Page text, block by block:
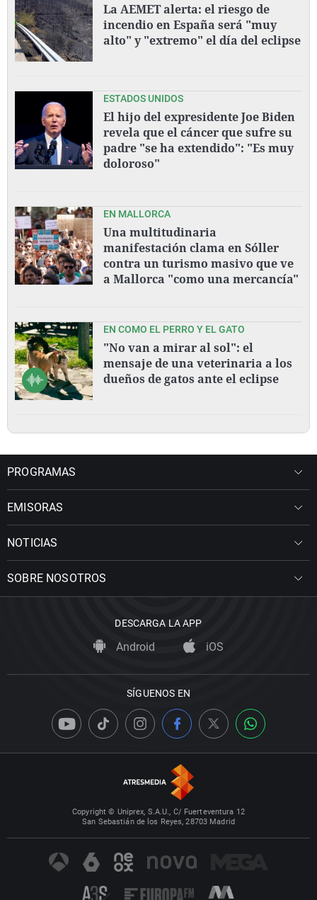
La AEMET alerta: el riesgo de
incendio en España será "muy
alto" y "extremo" el día del eclipse
ESTADOS UNIDOS
El hijo del expresidente Joe Biden
revela que el cáncer que sufre su
padre "se ha extendido": "Es muy
doloroso"
EN MALLORCA
Una multitudinaria
manifestación clama en Sóller
contra un turismo masivo que ve
a Mallorca "como una mercancía"
EN COMO EL PERRO Y EL GATO
"No van a mirar al sol": el
mensaje de una veterinaria a los
dueños de gatos ante el eclipse
PROGRAMAS
EMISORAS
NOTICIAS
SOBRE NOSOTROS
DESCARGA LA APP
Android iOS
SÍGUENOS EN
Copyright © Uniprex, S.A.U., C/ Fuerteventura 12
San Sebastián de los Reyes, 28703 Madrid